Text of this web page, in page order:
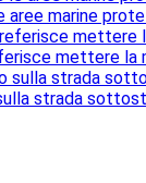
aree marine
mettere la
strada